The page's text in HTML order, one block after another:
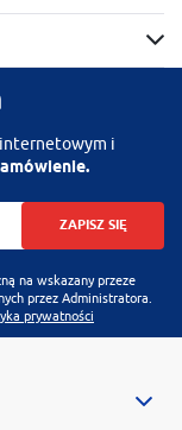
internetowym i
ZAPISZ SIĘ
na wskazany przeze
przez Administratora.
prywatności